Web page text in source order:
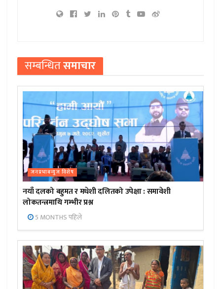
सम्बन्धितसमाचार
जनप्रभाबन्युज विशेष
नयाँ दलको बहुमत र मधेशी दलितको उपेक्षा : समावेशी
लोकतन्त्रमाथि गम्भीर प्रश्न
5 MONTHS पहिले